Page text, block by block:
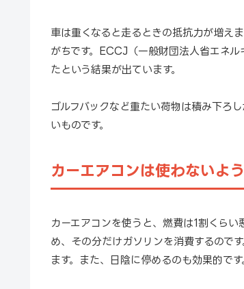
車は重くなると走るときの抵抗力が増え
がちです。ECCJ（一般財団法人省エネ
たという結果が出ています。
ゴルフバックなど重たい荷物は積み下ろ
いものです。
カーエアコンは使わないよ
カーエアコンを使うと、燃費は1割くら
め、その分だけガソリンを消費するので
ます。また、日陰に停めるのも効果的で